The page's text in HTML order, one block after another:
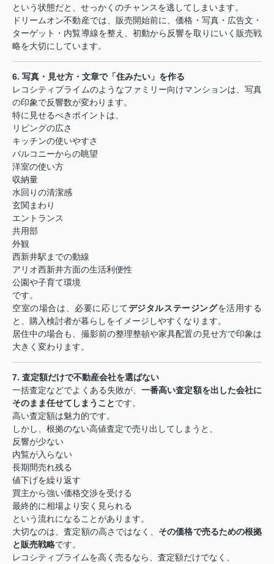
という状態だと、せっかくのチャンスを逃してしまいます。
ドリームオン不動産では、販売開始前に、価格・写真・広告文・
ターゲット・内覧導線を整え、初動から反響を取りにいく販売戦
略を大切にしています。
6. 写真・見せ方・文章で「住みたい」を作る
レコシティプライムのようなファミリー向けマンションは、写真
の印象で反響数が変わります。
特に見せるべきポイントは、
リビングの広さ
キッチンの使いやすさ
バルコニーからの眺望
洋室の使い方
収納量
水回りの清潔感
玄関まわり
エントランス
共用部
外観
西新井駅までの動線
アリオ西新井方面の生活利便性
公園や子育て環境
です。
空室の場合は、必要に応じてデジタルステージングを活用する
と、購入検討者が暮らしをイメージしやすくなります。
居住中の場合も、撮影前の整理整頓や家具配置の見せ方で印象は
大きく変わります。
7. 査定額だけで不動産会社を選ばない
一括査定などでよくある失敗が、一番高い査定額を出した会社に
そのまま任せてしまうことです。
高い査定額は魅力的です。
しかし、根拠のない高値査定で売り出してしまうと、
反響が少ない
内覧が入らない
長期間売れ残る
値下げを繰り返す
買主から強い価格交渉を受ける
最終的に相場より安く見られる
という流れになることがあります。
大切なのは、査定額の高さではなく、 その価格で売るための根拠
と販売戦略です。
レコシティプライムを高く売るなら、査定額だけでなく、